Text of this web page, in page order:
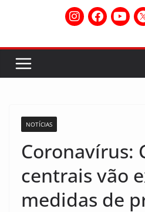
NOTÍCIAS
Coronavírus:
centrais vão
medidas de